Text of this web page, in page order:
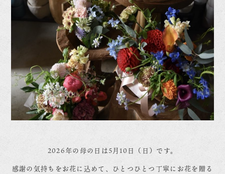
2026年の母の日は5月10日（日）です。
感謝の気持ちをお花に込めて、ひとつひとつ丁寧にお花を贈る